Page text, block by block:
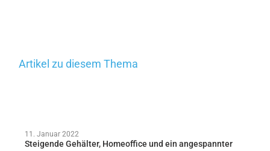
Artikel zu diesem Thema
11. Januar 2022
Steigende Gehälter, Homeoffice und ein angespannter